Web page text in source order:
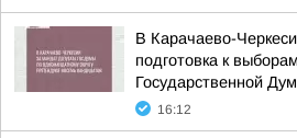
В Карачаево-
подготовка к
Государственной
16:12